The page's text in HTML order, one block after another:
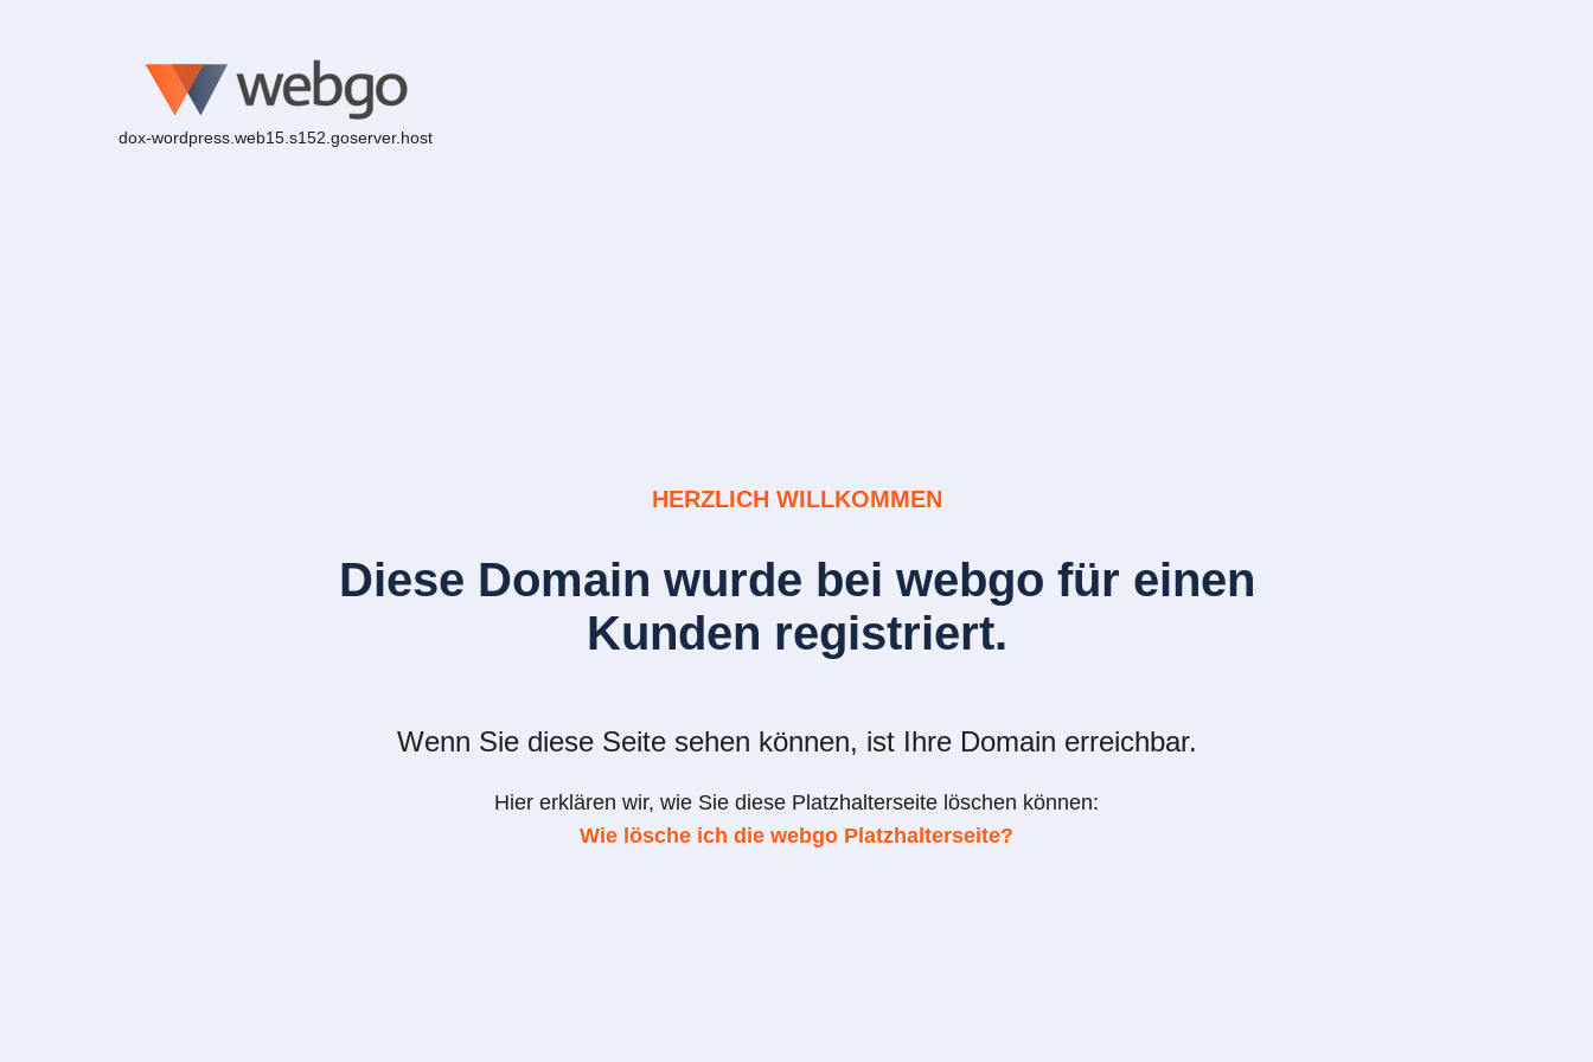
dox-wordpress.web15.s152.goserver.host
HERZLICH WILLKOMMEN
Diese Domain wurde bei webgo für einen
Kunden registriert.
Wenn Sie diese Seite sehen können, ist Ihre Domain erreichbar.
Hier erklären wir, wie Sie diese Platzhalterseite löschen können:
Wie lösche ich die webgo Platzhalterseite?